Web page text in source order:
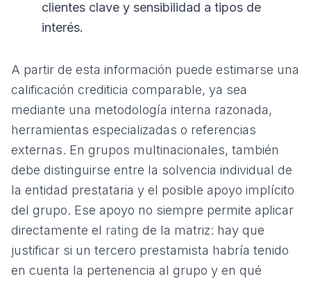
clientes clave y sensibilidad a tipos de
interés.
A partir de esta información puede estimarse una
calificación crediticia comparable, ya sea
mediante una metodología interna razonada,
herramientas especializadas o referencias
externas. En grupos multinacionales, también
debe distinguirse entre la solvencia individual de
la entidad prestataria y el posible apoyo implícito
del grupo. Ese apoyo no siempre permite aplicar
directamente el rating de la matriz: hay que
justificar si un tercero prestamista habría tenido
en cuenta la pertenencia al grupo y en qué